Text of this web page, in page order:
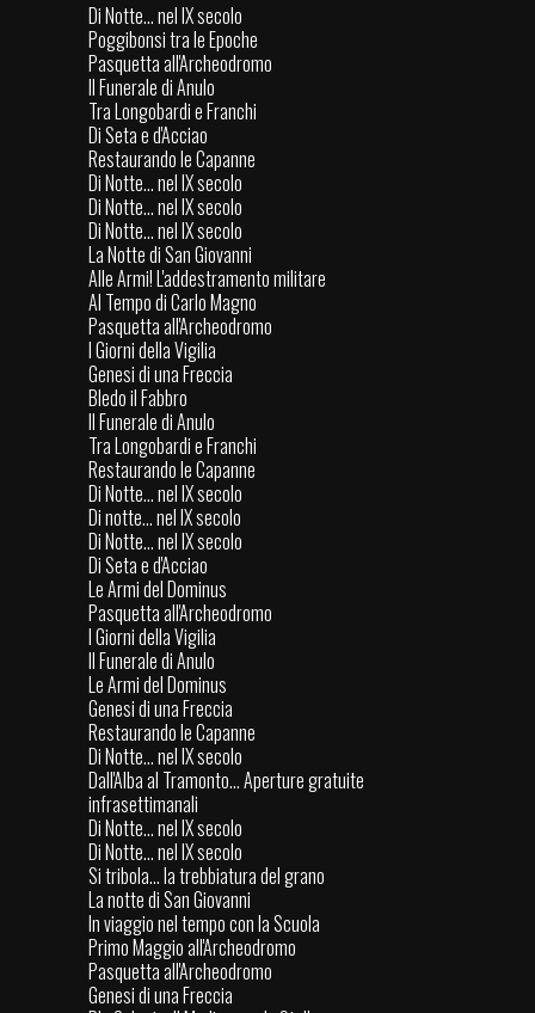
Di Notte... nel IX secolo
Poggibonsi tra le Epoche
Pasquetta all'Archeodromo
Il Funerale di Anulo
Tra Longobardi e Franchi
Di Seta e d'Acciao
Restaurando le Capanne
Di Notte... nel IX secolo
Di Notte... nel IX secolo
Di Notte... nel IX secolo
La Notte di San Giovanni
Alle Armi! L'addestramento militare
Al Tempo di Carlo Magno
Pasquetta all'Archeodromo
I Giorni della Vigilia
Genesi di una Freccia
Bledo il Fabbro
Il Funerale di Anulo
Tra Longobardi e Franchi
Restaurando le Capanne
Di Notte... nel IX secolo
Di notte... nel IX secolo
Di Notte... nel IX secolo
Di Seta e d'Acciao
Le Armi del Dominus
Pasquetta all'Archeodromo
I Giorni della Vigilia
Il Funerale di Anulo
Le Armi del Dominus
Genesi di una Freccia
Restaurando le Capanne
Di Notte... nel IX secolo
Dall'Alba al Tramonto... Aperture gratuite
infrasettimanali
Di Notte... nel IX secolo
Di Notte... nel IX secolo
Si tribola... la trebbiatura del grano
La notte di San Giovanni
In viaggio nel tempo con la Scuola
Primo Maggio all'Archeodromo
Pasquetta all'Archeodromo
Genesi di una Freccia